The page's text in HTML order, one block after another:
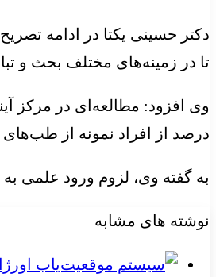
دکتر حسینی یکتا در ادامه
تا در زمینه‌های مختلف بحث و
درصد از افراد نمونه از
به گفته وی، لزوم ورود علمی به حوزه طب‌های سنتی و مکمل
نوشته های مشابه